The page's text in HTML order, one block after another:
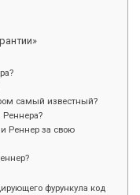
самый известный?
Реннер за свою
фурункула код